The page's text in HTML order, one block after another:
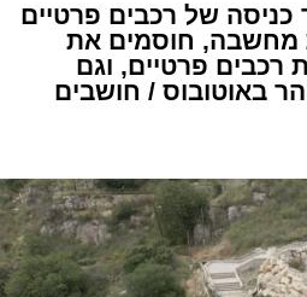
של רכבים פרטיים
מחשבה, חוסמים את
רכבים פרטיים, וגם
באוטובוס / חושבים